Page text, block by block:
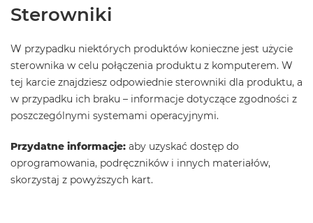
Sterowniki
W przypadku niektórych produktów konieczne jest użycie
sterownika w celu połączenia produktu z komputerem. W
tej karcie znajdziesz odpowiednie sterowniki dla produktu, a
w przypadku ich braku – informacje dotyczące zgodności z
poszczególnymi systemami operacyjnymi.
Przydatne informacje: aby uzyskać dostęp do
oprogramowania, podręczników i innych materiałów,
skorzystaj z powyższych kart.